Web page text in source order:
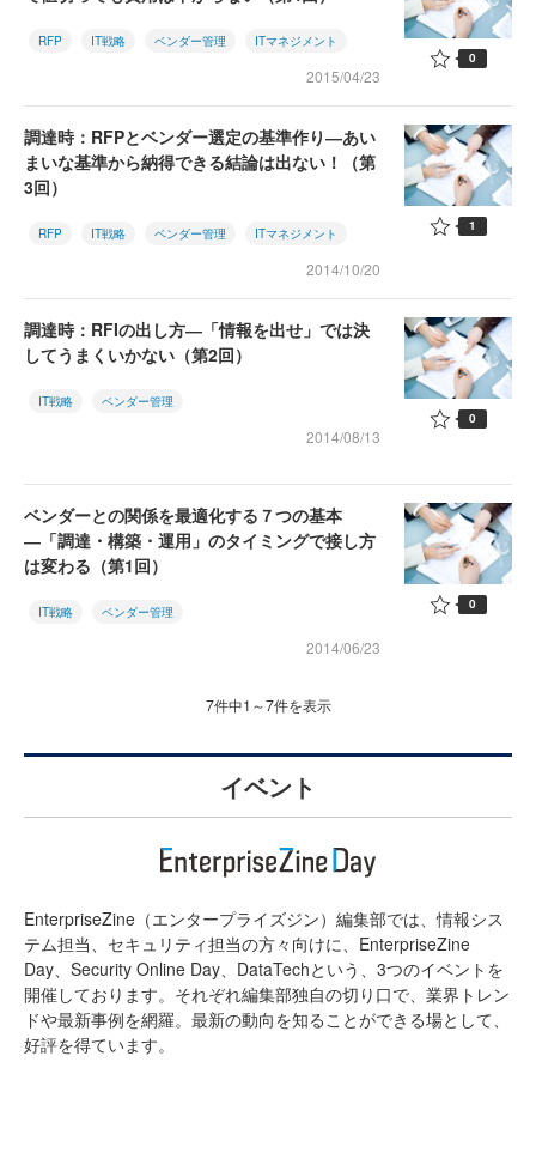
RFP IT戦略 ベンダー管理 ITマネジメント
2015/04/23
0
調達時：RFPとベンダー選定の基準作り―あい
まいな基準から納得できる結論は出ない！（第
3回）
RFP IT戦略 ベンダー管理 ITマネジメント
2014/10/20
1
調達時：RFIの出し方―「情報を出せ」では決
してうまくいかない（第2回）
IT戦略 ベンダー管理
2014/08/13
0
ベンダーとの関係を最適化する７つの基本
―「調達・構築・運用」のタイミングで接し方
は変わる（第1回）
IT戦略 ベンダー管理
2014/06/23
0
7件中1～7件を表示
イベント
EnterpriseZine（エンタープライズジン）編集部では、情報シス
テム担当、セキュリティ担当の方々向けに、EnterpriseZine
Day、Security Online Day、DataTechという、3つのイベントを
開催しております。それぞれ編集部独自の切り口で、業界トレン
ドや最新事例を網羅。最新の動向を知ることができる場として、
好評を得ています。